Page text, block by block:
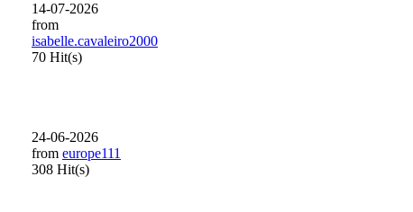
14-07-2026
from
isabelle.cavaleiro2000
70 Hit(s)
24-06-2026
from europe111
308 Hit(s)